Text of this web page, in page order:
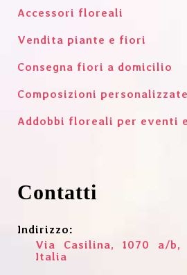
Accessori floreali
Vendita piante e fiori
Consegna fiori a domicilio
Composizioni personalizzate
Addobbi floreali per eventi
Contatti
Indirizzo:
Via Casilina, 1070 a/b,
Italia